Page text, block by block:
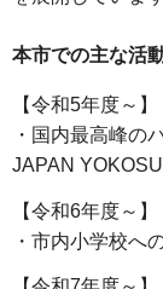
本市での主な活
【令和5年度～】
・国内最高峰の
JAPAN
【令和6年度～】
・市内小学校へ